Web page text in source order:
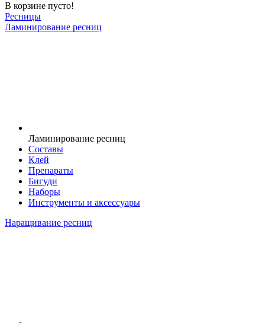
В корзине пусто!
Ресницы
Ламинирование ресниц
Ламинирование ресниц
Составы
Клей
Препараты
Бигуди
Наборы
Инструменты и аксессуары
Наращивание ресниц